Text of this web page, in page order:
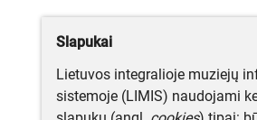
Slapukai
Lietuvos integralioje muziejų
sistemoje (LIMIS) naudojami